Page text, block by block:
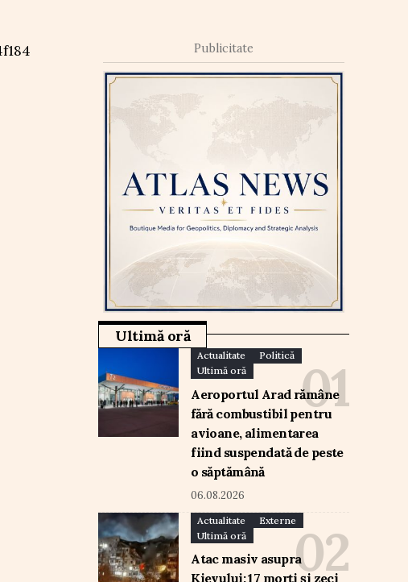
Publicitate
Ultimă oră
Actualitate
Politică
Ultimă oră
Aeroportul Arad rămâne
fără combustibil pentru
avioane, alimentarea
fiind suspendată de peste
o săptămână
06.08.2026
Actualitate
Externe
Ultimă oră
Atac masiv asupra
Kievului: 17 morți și zeci